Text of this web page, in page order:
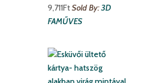
9,711FtSold By:3D
FAMŰVES